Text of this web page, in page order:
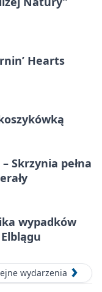
Hearts
– Skrzynia pełna
wypadków
wydarzenia